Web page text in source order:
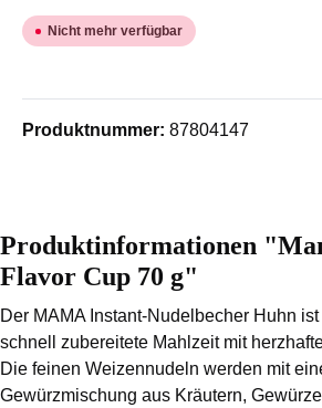
Nicht mehr verfügbar
Produktnummer: 87804147
Produktinformationen
Flavor Cup 70 g"
Der MAMA Instant-Nudelbecher Huhn
schnell zubereitete Mahlzeit mit
Die feinen Weizennudeln werden mit
Gewürzmischung aus Kräutern,